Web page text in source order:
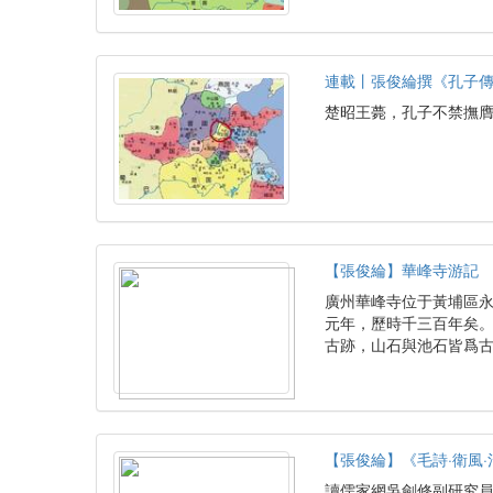
連載丨張俊綸撰《孔子
楚昭王薨，孔子不禁撫
【張俊綸】華峰寺游記
廣州華峰寺位于黃埔區
元年，歷時千三百年矣
古跡，山石與池石皆爲
【張俊綸】《毛詩·衛風